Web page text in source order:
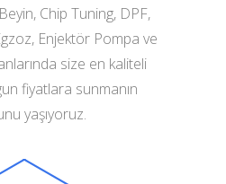
Chip Tuning, DPF,
Enjektör Pompa ve
size en kaliteli
fiyatlara sunmanın
yaşıyoruz.